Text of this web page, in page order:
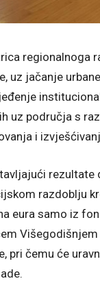
regionalnoga
uz jačanje
uz područja s
i
rezultate
razdoblju
eura samo iz
pri čemu će